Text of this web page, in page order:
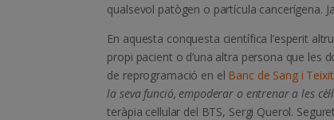
qualsevol patògen o partícula cancerígena.
En aquesta conquesta científica l’esperit
propi pacient o d’una altra persona que les
de reprogramació en el Banc de Sang i
la seva funció, empoderar o entrenar a les
teràpia cel·lular del BTS, Sergi Querol.